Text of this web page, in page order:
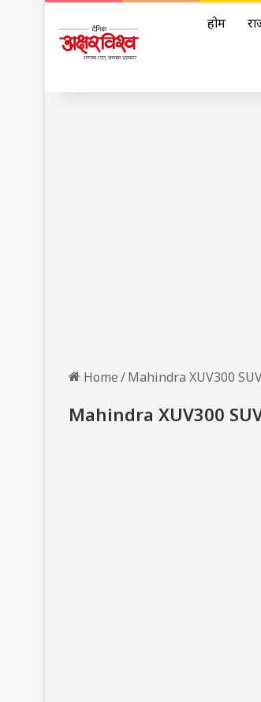
होम
Home/Mahindra XUV300
Mahindra XUV300